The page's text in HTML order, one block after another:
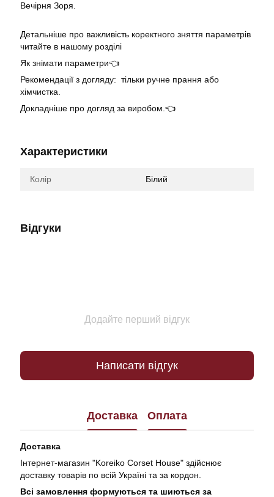
Вечірня Зоря.
Детальніше про важливість коректного зняття параметрів
читайте в нашому розділі
Як знімати параметри👈
Рекомендації з догляду: тільки ручне прання або
хімчистка.
Докладніше про догляд за виробом.👈
Характеристики
Колір Білий
Відгуки
Додайте перший відгук
Написати відгук
Доставка Оплата
Доставка
Інтернет-магазин "Koreiko Corset House" здійснює
доставку товарів по всій Україні та за кордон.
Всі замовлення формуються та шиються за